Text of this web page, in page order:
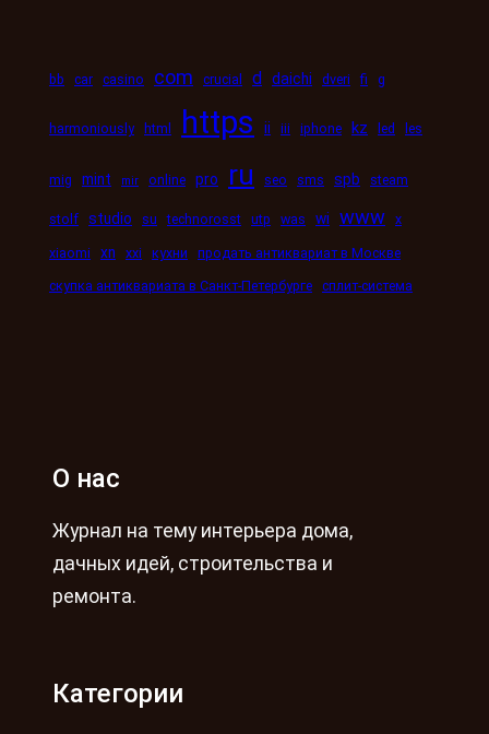
bb car casino com crucial d daichi dveri fi g
harmoniously html https ii iii iphone kz led les
mig mint mir online pro ru seo sms spb steam
stolf studio su technorosst utp was wi www x
xiaomi xn xxi кухни
продать антиквариат в Москве
скупка антиквариата в Санкт-Петербурге сплит-система
О нас
Журнал на тему интерьера дома,
дачных идей, строительства и
ремонта.
Категории